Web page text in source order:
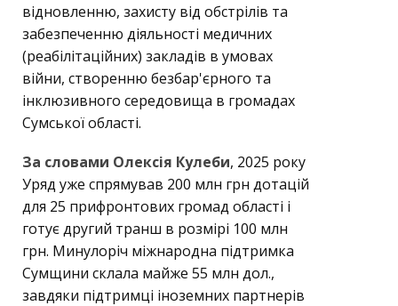
відновленню, захисту від обстрілів та
забезпеченню діяльності медичних
(реабілітаційних) закладів в умовах
війни, створенню безбар'єрного та
інклюзивного середовища в громадах
Сумської області.
За словами Олексія Кулеби, 2025 року
Уряд уже спрямував 200 млн грн дотацій
для 25 прифронтових громад області і
готує другий транш в розмірі 100 млн
грн. Минулоріч міжнародна підтримка
Сумщини склала майже 55 млн дол.,
завдяки підтримці іноземних партнерів